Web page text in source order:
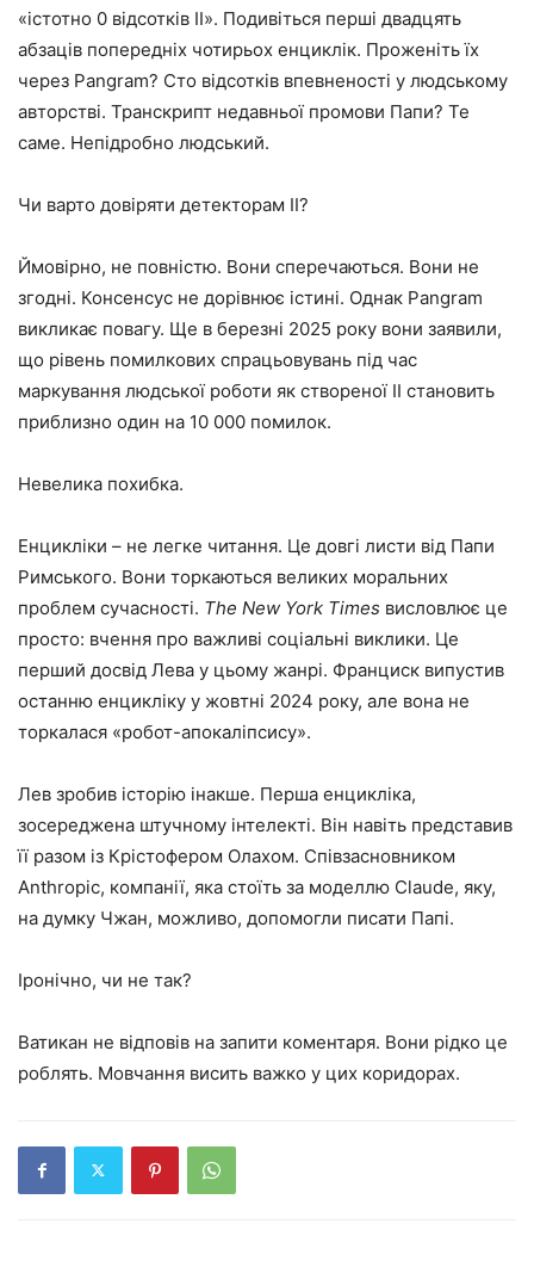
«істотно 0 відсотків ІІ». Подивіться перші двадцять
абзаців попередніх чотирьох енциклік. Проженіть їх
через Pangram? Сто відсотків впевненості у людському
авторстві. Транскрипт недавньої промови Папи? Те
саме. Непідробно людський.
Чи варто довіряти детекторам ІІ?
Ймовірно, не повністю. Вони сперечаються. Вони не
згодні. Консенсус не дорівнює істині. Однак Pangram
викликає повагу. Ще в березні 2025 року вони заявили,
що рівень помилкових спрацьовувань під час
маркування людської роботи як створеної ІІ становить
приблизно один на 10 000 помилок.
Невелика похибка.
Енцикліки – не легке читання. Це довгі листи від Папи
Римського. Вони торкаються великих моральних
проблем сучасності. The New York Times висловлює це
просто: вчення про важливі соціальні виклики. Це
перший досвід Лева у цьому жанрі. Франциск випустив
останню енцикліку у жовтні 2024 року, але вона не
торкалася «робот-апокаліпсису».
Лев зробив історію інакше. Перша енцикліка,
зосереджена штучному інтелекті. Він навіть представив
її разом із Крістофером Олахом. Співзасновником
Anthropic, компанії, яка стоїть за моделлю Claude, яку,
на думку Чжан, можливо, допомогли писати Папі.
Іронічно, чи не так?
Ватикан не відповів на запити коментаря. Вони рідко це
роблять. Мовчання висить важко у цих коридорах.